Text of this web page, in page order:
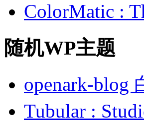
ColorMatic :
随机WP主题
openark-blog
Tubular :